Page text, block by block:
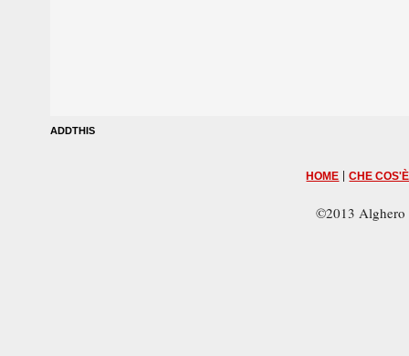
ADDTHIS
HOME |CHE
©2013 Alghero